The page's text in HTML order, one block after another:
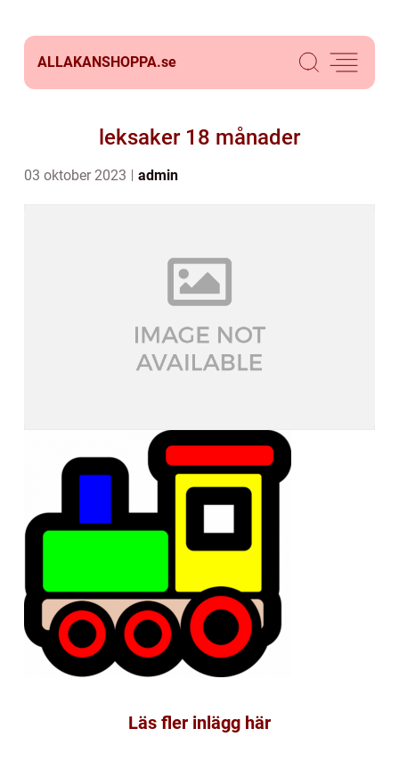
ALLAKANSHOPPA.se
leksaker 18 månader
03 oktober 2023 admin
Läs fler inlägg här